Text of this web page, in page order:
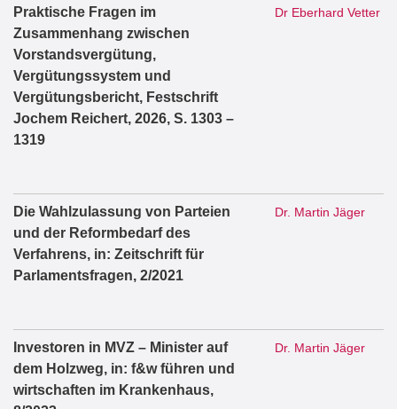
Praktische Fragen im
Zusammenhang zwischen
Vorstandsvergütung,
Vergütungssystem und
Vergütungsbericht, Festschrift
Jochem Reichert, 2026, S. 1303 –
1319
Dr Eberhard Vetter
Die Wahlzulassung von Parteien
und der Reformbedarf des
Verfahrens, in: Zeitschrift für
Parlamentsfragen, 2/2021
Dr. Martin Jäger
Investoren in MVZ – Minister auf
dem Holzweg, in: f&w führen und
wirtschaften im Krankenhaus,
Dr. Martin Jäger